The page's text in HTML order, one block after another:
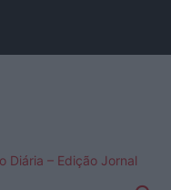
Diária – Edição Jornal